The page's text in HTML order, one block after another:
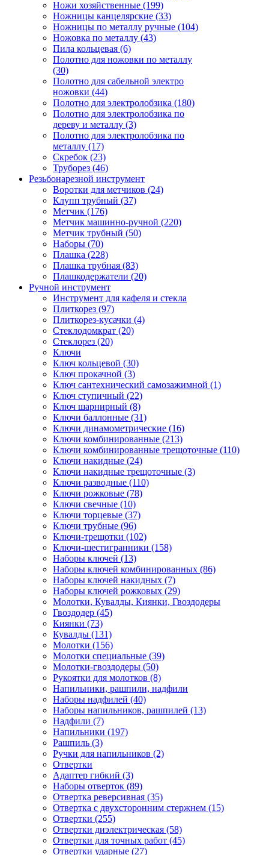
Ножи хозяйственные (199)
Ножницы канцелярские (33)
Ножницы по металлу ручные (104)
Ножовка по металлу (43)
Пила кольцевая (6)
Полотно для ножовки по металлу
(30)
Полотно для сабельной электро
ножовки (44)
Полотно для электролобзика (180)
Полотно для электролобзика по
дереву и металлу (3)
Полотно для электролобзика по
металлу (17)
Скребок (23)
Труборез (46)
Резьбонарезной инструмент
Воротки для метчиков (24)
Клупп трубный (37)
Метчик (176)
Метчик машинно-ручной (220)
Метчик трубный (50)
Наборы (70)
Плашка (228)
Плашка трубная (83)
Плашкодержатели (20)
Ручной инструмент
Инструмент для кафеля и стекла
Плиткорез (97)
Плиткорез-кусачки (4)
Стеклодомкрат (20)
Стеклорез (20)
Ключи
Ключ кольцевой (30)
Ключ прокачной (3)
Ключ сантехнический самозажимной (1)
Ключ ступичный (22)
Ключ шарнирный (8)
Ключи баллонные (31)
Ключи динамометрические (16)
Ключи комбинированные (213)
Ключи комбинированные трещоточные (110)
Ключи накидные (24)
Ключи накидные трещоточные (3)
Ключи разводные (110)
Ключи рожковые (78)
Ключи свечные (10)
Ключи торцевые (37)
Ключи трубные (96)
Ключи-трещотки (102)
Ключи-шестигранники (158)
Наборы ключей (13)
Наборы ключей комбинированных (86)
Наборы ключей накидных (7)
Наборы ключей рожковых (29)
Молотки, Кувалды, Киянки, Гвоздодеры
Гвоздодер (45)
Киянки (73)
Кувалды (131)
Молотки (156)
Молотки специальные (39)
Молотки-гвоздодеры (50)
Рукоятки для молотков (8)
Напильники, рашпили, надфили
Наборы надфилей (40)
Наборы напильников, рашпилей (13)
Надфили (7)
Напильники (197)
Рашпиль (3)
Ручки для напильников (2)
Отвертки
Адаптер гибкий (3)
Наборы отверток (89)
Отвертка реверсивная (35)
Отвертка с двухсторонним стержнем (15)
Отвертки (255)
Отвертки диэлектрическая (58)
Отвертки для точных работ (45)
Отвертки ударные (27)